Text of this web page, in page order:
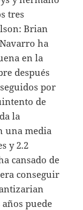
tres
Brian
ha
en la
después
por
de
la
una media
y 2.2
cansado de
conseguir
puede